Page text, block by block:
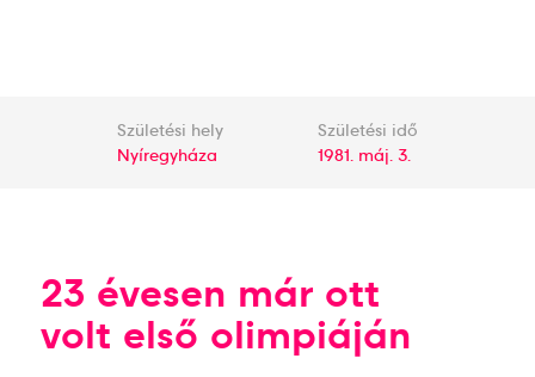
Születési hely
Nyíregyháza
Születési idő
1981. máj. 3.
23 évesen már ott
volt első olimpiáján